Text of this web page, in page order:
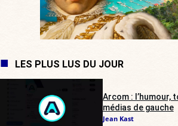
LES PLUS LUS DU JOUR
Arcom : l’humour,
médias de gauche
Jean Kast